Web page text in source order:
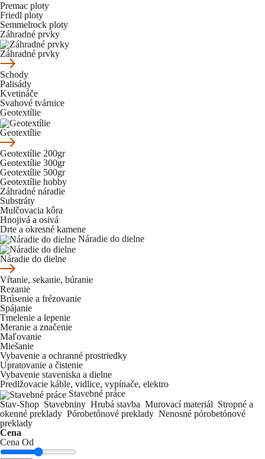
Premac ploty
Friedl ploty
Semmelrock ploty
Záhradné prvky
Záhradné prvky
Schody
Palisády
Kvetináče
Svahové tvárnice
Geotextílie
Geotextílie
Geotextílie 200gr
Geotextílie 300gr
Geotextílie 500gr
Geotextílie hobby
Záhradné náradie
Substráty
Mulčovacia kôra
Hnojivá a osivá
Drte a okresné kamene
Náradie do dielne
Náradie do dielne
Vŕtanie, sekanie, búranie
Rezanie
Brúsenie a frézovanie
Spájanie
Tmelenie a lepenie
Meranie a značenie
Maľovanie
Miešanie
Vybavenie a ochranné prostriedky
Upratovanie a čistenie
Vybavenie staveniska a dielne
Predlžovacie káble, vidlice, vypínače, elektro
Stavebné práce
Stav-Shop Stavebniny Hrubá stavba Murovací materiál Stropné a
okenné preklady Pórobetónové preklady Nenosné pórobetónové
preklady
Cena
Cena Od